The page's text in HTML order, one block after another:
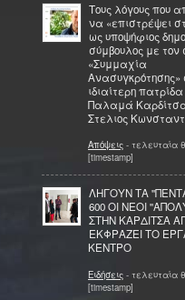
Τους λόγους που
να «επιστρέψει
ως υποψήφιος
σύμβουλος με
«Συμμαχία
Ανασυγκρότησης»
ιδιαίτερη
Παλαμά
Στελιος
Απόψεις - τελευταία
[timestamp]
ΛΗΓΟΥΝ ΤΑ
600 ΟΙ ΝΕΟΙ
ΣΤΗΝ ΚΑΡΔΙΤΣΑ
ΕΚΦΡΑΖΕΙ ΤΟ
ΚΕΝΤΡΟ
Ειδήσεις - τελευταία
[timestamp]